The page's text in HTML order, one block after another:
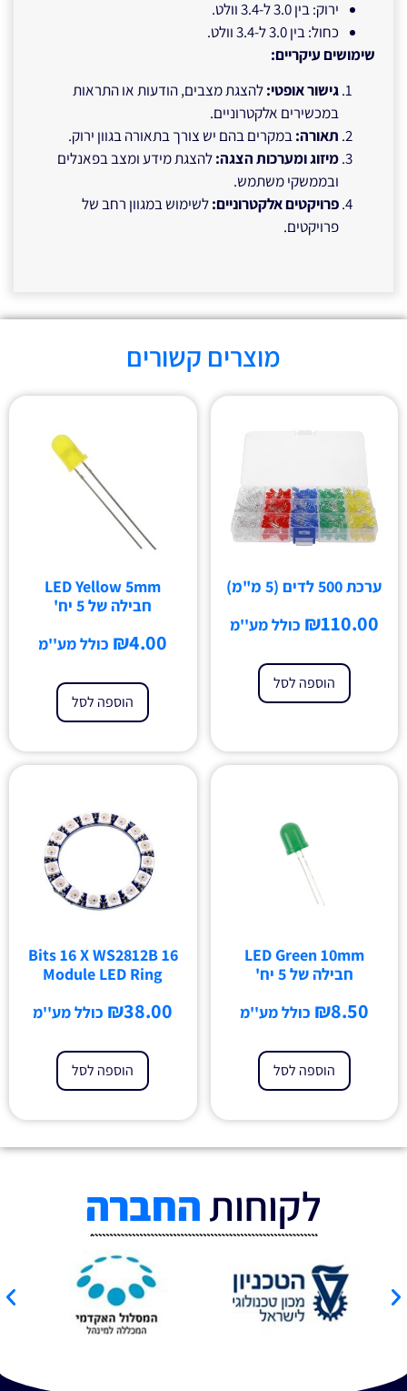
ירוק: בין 3.0 ל-3.4 וולט.
כחול: בין 3.0 ל-3.4 וולט.
שימושים עיקריים:
גישור אופטי:להצגת מצבים, הודעות או התראות
במכשירים אלקטרוניים.
תאורה:במקרים בהם יש צורך בתאורה בגוון ירוק.
מיזוג ומערכות הצגה:להצגת מידע ומצב בפאנלים
ובממשקי משתמש.
פרויקטים אלקטרוניים:לשימוש במגוון רחב של
פרויקטים.
מוצרים קשורים
ערכת 500 לדים (5 מ"מ)
₪110.00 כולל מע''מ
הוספה לסל
LED Yellow 5mm
חבילה של 5 יח'
₪4.00 כולל מע''מ
הוספה לסל
LED Green 10mm
חבילה של 5 יח'
₪8.50 כולל מע''מ
הוספה לסל
16 Bits 16 X WS2812B
Module LED Ring
₪38.00 כולל מע''מ
הוספה לסל
לקוחותהחברה